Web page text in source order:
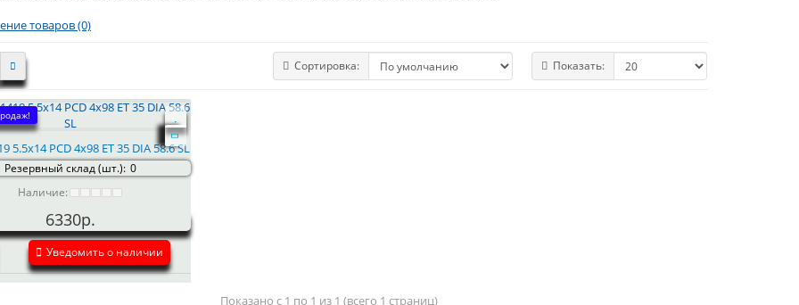
товаров (0)
Сортировка: Показать:
5.5x14 PCD 4x98 ET 35 DIA 58.6 SL
Резервный склад (шт.): 0
Наличие:
6330р.
Уведомить о наличии
Показано с 1 по 1 из 1 (всего 1 страниц)